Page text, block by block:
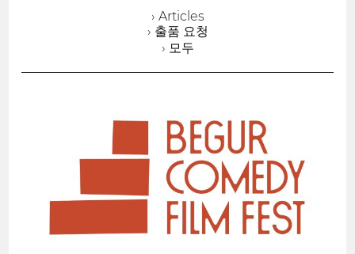
› Articles
› 출품 요청
› 모두